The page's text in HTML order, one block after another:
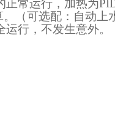
正常运行，加热为
（可选配：自动上
行，不发生意外。